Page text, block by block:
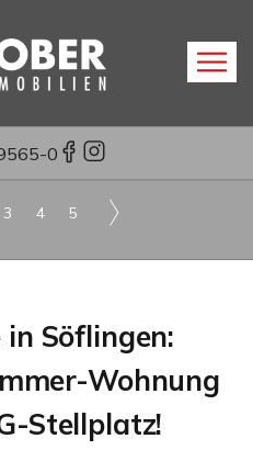
0
3 4 5
Söflingen:
Wohnung
Stellplatz!